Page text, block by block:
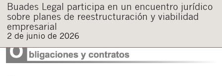
Buades Legal participa en un encuentro jurídico
sobre planes de reestructuración y viabilidad
empresarial
2 de junio de 2026